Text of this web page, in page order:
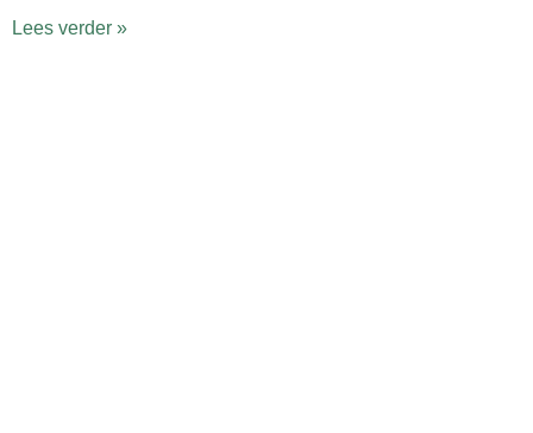
Lees verder »